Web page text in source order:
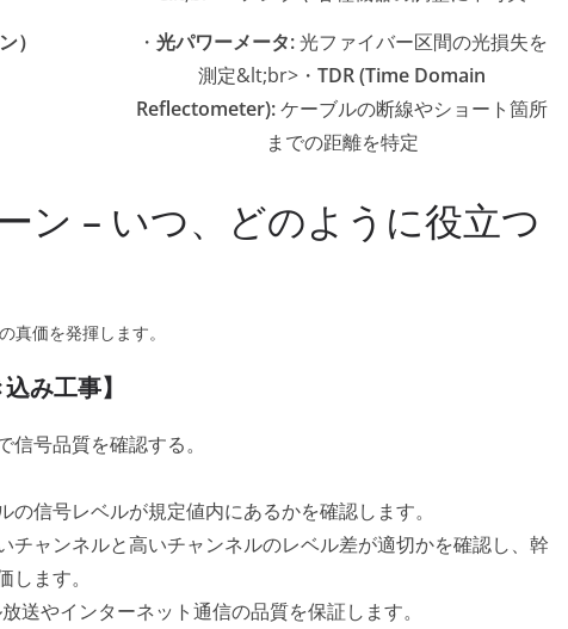
）
・ 光パワーメータ:光ファイバー区間の光損失を
測定&lt;br>・ TDR (Time Domain
Reflectometer):ケーブルの断線やショート箇所
までの距離を特定
ン – いつ、どのように役立つ
真価を発揮します。
み工事】
号品質を確認する。
の信号レベルが規定値内にあるかを確認します。
チャンネルと高いチャンネルのレベル差が適切かを確認し、幹
ます。
送やインターネット通信の品質を保証します。